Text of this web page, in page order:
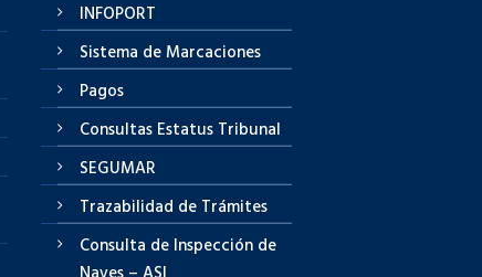
INFOPORT
Sistema de Marcaciones
Pagos
Consultas Estatus Tribunal
SEGUMAR
Trazabilidad de Trámites
Consulta de Inspección de